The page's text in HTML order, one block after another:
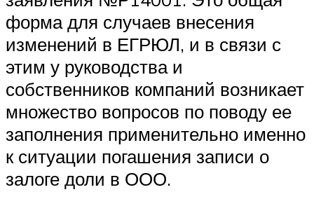
форма для случаев внесения
изменений в ЕГРЮЛ, и в связи с
этим у руководства и
собственников компаний возникает
множество вопросов по поводу ее
заполнения применительно именно
к ситуации погашения записи о
залоге доли в ООО.